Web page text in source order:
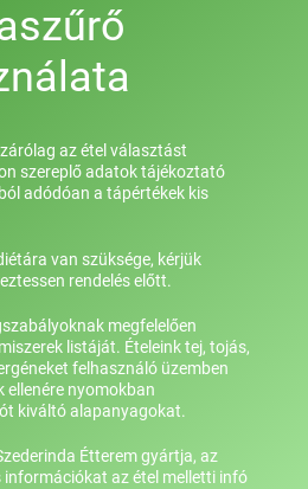
az étel választást
szereplő adatok tájékoztató
adódóan a tápértékek kis
van szüksége, kérjük
rendelés előtt.
megfelelően
listáját. Ételeink tej, tojás,
felhasználó üzemben
ellenére nyomokban
kiváltó alapanyagokat.
Étterem gyártja, az
az étel melletti infó